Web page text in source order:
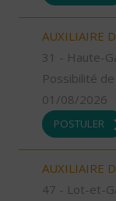
AUXILIAIRE
31 - Haute-
Possibilité
01/08/2026
POSTULER
AUXILIAIRE
47 - Lot-et-